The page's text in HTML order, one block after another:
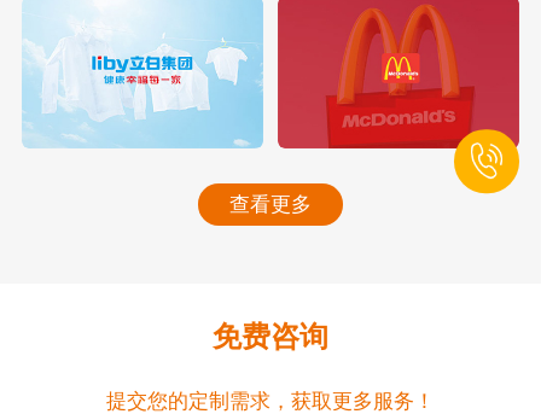
查看更多
免费咨询
提交您的定制需求，获取更多服务！